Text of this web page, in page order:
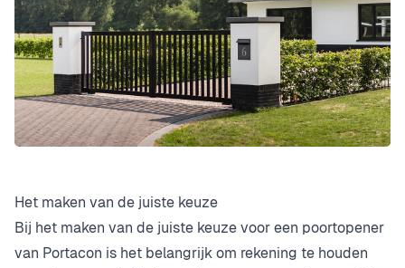
Het maken van de juiste keuze
Bij het maken van de juiste keuze voor een poortopener
van Portacon is het belangrijk om rekening te houden